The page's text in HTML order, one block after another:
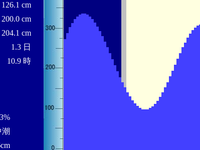
126.1 cm
200.0 cm
204.1 cm
1.3 日
10.9 時
潮